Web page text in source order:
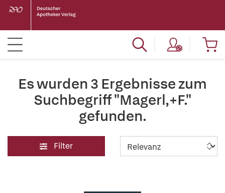
Es wurden 3 Ergebnisse zum
Suchbegriff "Magerl,+F."
gefunden.
Filter